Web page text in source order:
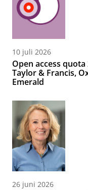
10 juli 2026
Open access
Taylor & Francis,
Emerald
26 juni 2026